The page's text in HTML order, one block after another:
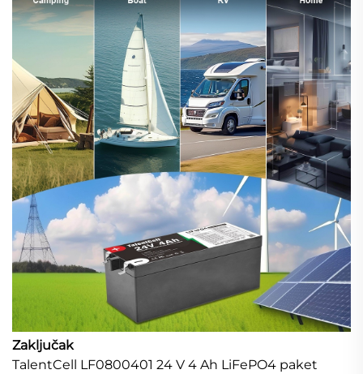
Zaključak
TalentCell LF0800401 24 V 4 Ah LiFePO4 paket